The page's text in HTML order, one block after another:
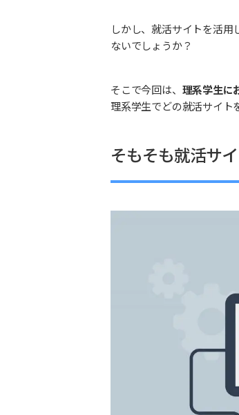
しかし、就活サイトを活
ないでしょうか？
そこで今回は、 理系学生に
理系学生でどの就活サイト
そもそも就活サ